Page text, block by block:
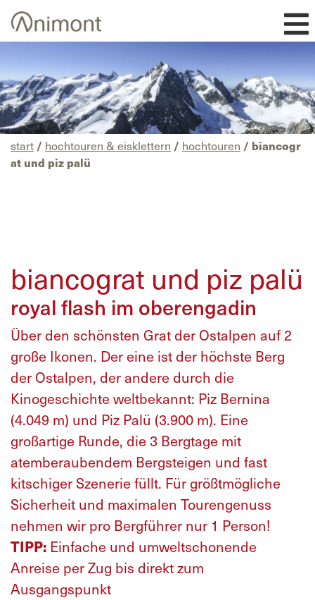
Skip
content
start / hochtouren & eisklettern / hochtouren / biancogr
at und piz palü
biancograt und piz palü
royal flash im oberengadin
Über den schönsten Grat der Ostalpen auf 2
große Ikonen. Der eine ist der höchste Berg
der Ostalpen, der andere durch die
Kinogeschichte weltbekannt: Piz Bernina
(4.049 m) und Piz Palü (3.900 m). Eine
großartige Runde, die 3 Bergtage mit
atemberaubendem Bergsteigen und fast
kitschiger Szenerie füllt. Für größtmögliche
Sicherheit und maximalen Tourengenuss
nehmen wir pro Bergführer nur 1 Person!
TIPP: Einfache und umweltschonende
Anreise per Zug bis direkt zum
Ausgangspunkt